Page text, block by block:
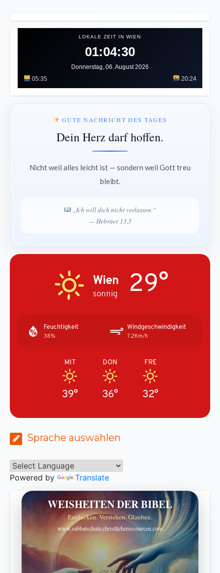
LOKALE ZEIT IN WIEN
01:04:34
Donnerstag, 06. August 2026
05:35
20:24
GUTE NACHRICHT DES TAGES
Dein Herz darf hoffen.
Nicht weil alles leicht ist — sondern weil Gott treu
bleibt.
„Ich will dich nicht verlassen.“
— Hebräer 13,5
Wien
sonnig 29°
Feuchtigkeit
38%
Windgeschwindigkeit
7.2Km/h
MIT
39°
DON
36°
FRE
32°
Sprache auswählen
Powered by Translate
WEISHEITEN DER BIBEL
Entdecken. Verstehen. Glauben.
www.sabbatschule.christlicheressourcen.com